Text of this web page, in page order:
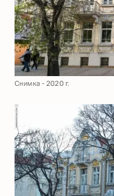
Снимка - 2020 г.